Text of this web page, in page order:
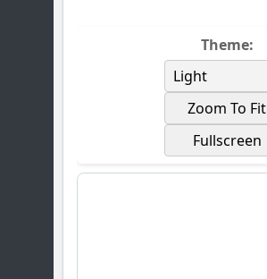
Theme:
Zoom To Fit
Fullscreen